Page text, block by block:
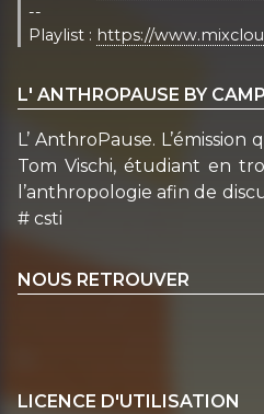
--
Playlist : https://
L' ANTHROPAUSE BY
L’ AnthroPause.
Tom Vischi, étudiant en
l’anthropologie afin de
# csti
NOUS RETROUVER
LICENCE D'UTILISATION